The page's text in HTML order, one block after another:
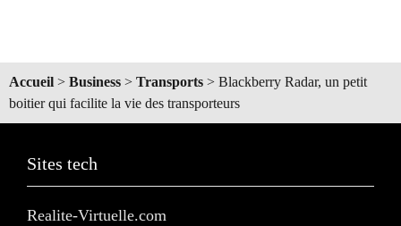
Accueil > Business > Transports > Blackberry Radar, un petit
boitier qui facilite la vie des transporteurs
Sites tech
Realite-Virtuelle.com